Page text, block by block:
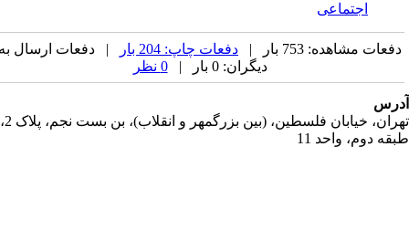
اجتماعی
مشاهده: 753 بار | دفعات چاپ: 204 بار
| دفعات ارسال به
دیگران: 0 بار |
تهران، خیابان فلسطین، (بین بزرگمهر و انقلاب)، بن بست نجم، پلاک 2،
دوم، واحد 11